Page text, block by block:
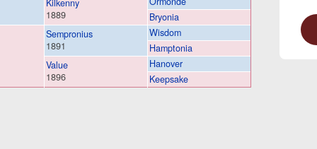
Kilkenny
1889
Bryonia
Sempronius
1891
Wisdom
Hamptonia
Value
1896
Hanover
Keepsake